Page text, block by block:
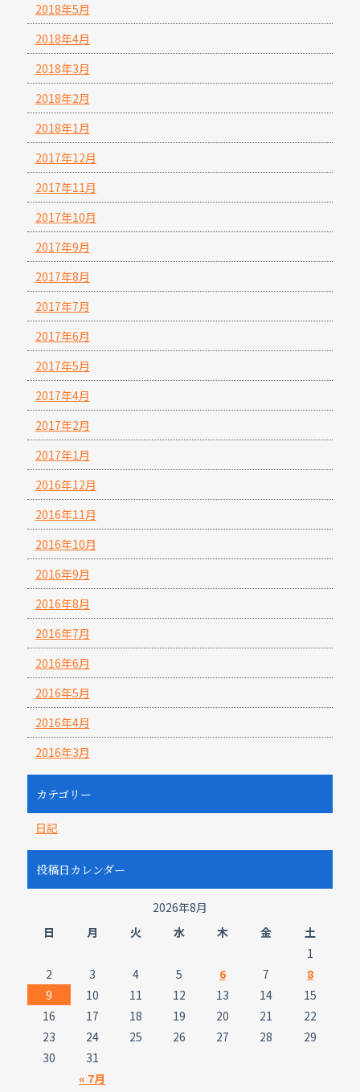
2018年5月
2018年4月
2018年3月
2018年2月
2018年1月
2017年12月
2017年11月
2017年10月
2017年9月
2017年8月
2017年7月
2017年6月
2017年5月
2017年4月
2017年2月
2017年1月
2016年12月
2016年11月
2016年10月
2016年9月
2016年8月
2016年7月
2016年6月
2016年5月
2016年4月
2016年3月
カテゴリー
日記
投稿日カレンダー
2026年8月
日
月 火 水 木 金 土
« 7月
1
2
3 4 5 6 7
8
9
10 11 12 13 14
15
16
17 18 19 20 21
22
23
24 25 26 27 28
29
30
31